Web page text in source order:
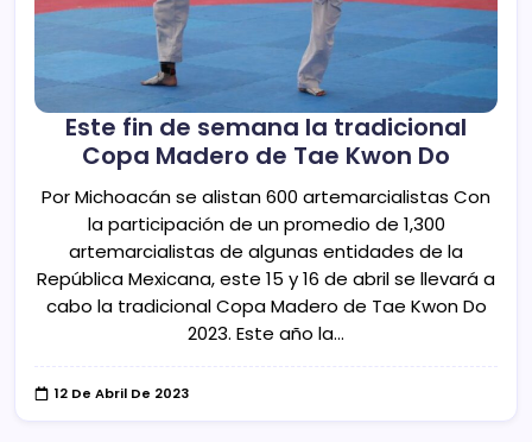
Este fin de semana la tradicional
Copa Madero de Tae Kwon Do
Por Michoacán se alistan 600 artemarcialistas Con
la participación de un promedio de 1,300
artemarcialistas de algunas entidades de la
República Mexicana, este 15 y 16 de abril se llevará a
cabo la tradicional Copa Madero de Tae Kwon Do
2023. Este año la…
12 De Abril De 2023